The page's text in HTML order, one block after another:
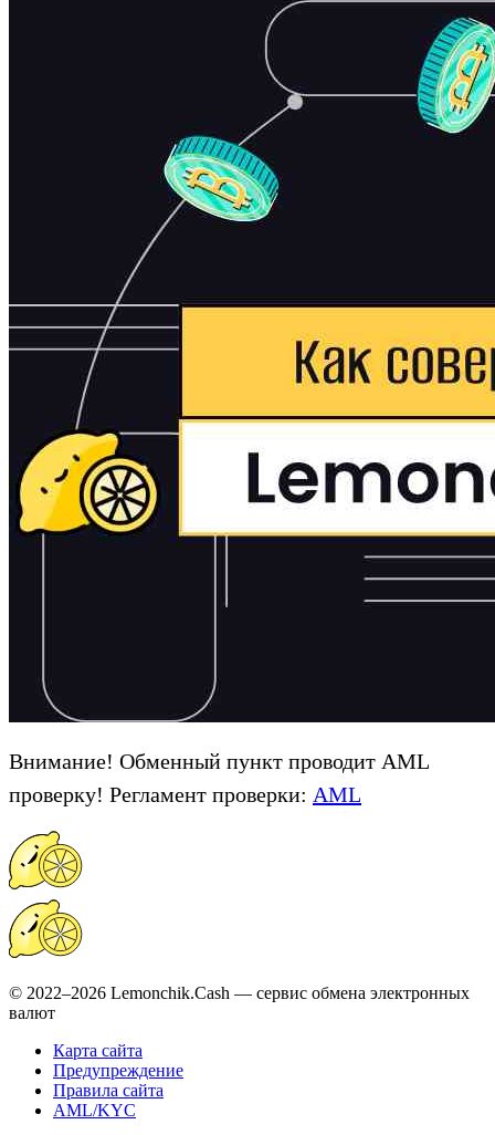
Внимание! Обменный пункт проводит AML
проверку! Регламент проверки: AML
© 2022–2026 Lemonchik.Cash — сервис обмена электронных
валют
Карта сайта
Предупреждение
Правила сайта
AML/KYC